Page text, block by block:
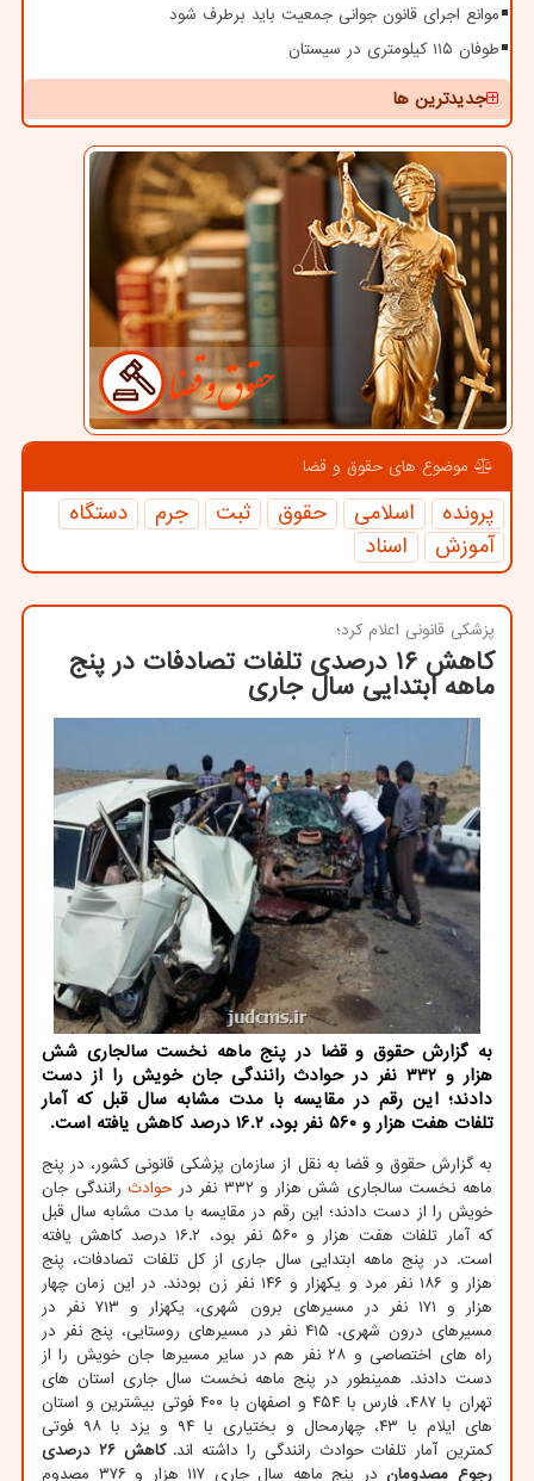
موانع اجرای قانون جوانی جمعیت باید برطرف شود
طوفان ۱۱۵ کیلومتری در سیستان
جدیدترین ها
موضوع های حقوق و قضا
پرونده اسلامی حقوق ثبت جرم
دستگاه
آموزش
اسناد
پزشكی قانونی اعلام كرد؛
كاهش ۱۶ درصدی تلفات تصادفات در پنج
ماهه ابتدایی سال جاری
به گزارش حقوق و قضا در پنج ماهه نخست سالجاری شش
هزار و ۳۳۲ نفر در حوادث رانندگی جان خویش را از دست
دادند؛ این رقم در مقایسه با مدت مشابه سال قبل كه آمار
تلفات هفت هزار و ۵۶۰ نفر بود، ۱۶.۲ درصد كاهش یافته است.
به گزارش حقوق و قضا به نقل از سازمان پزشکی قانونی کشور، در پنج
ماهه نخست سالجاری شش هزار و ۳۳۲ نفر در
حوادث رانندگی جان
خویش را از دست دادند؛ این رقم در مقایسه با مدت مشابه سال قبل
که آمار تلفات هفت هزار و ۵۶۰ نفر بود، ۱۶.۲ درصد کاهش یافته
است. در پنج ماهه ابتدایی سال جاری از کل تلفات تصادفات، پنج
هزار و ۱۸۶ نفر مرد و یکهزار و ۱۴۶ نفر زن بودند. در این زمان چهار
هزار و ۱۷۱ نفر در مسیرهای برون شهری، یکهزار و ۷۱۳ نفر در
مسیرهای درون شهری، ۴۱۵ نفر در مسیرهای روستایی، پنج نفر در
راه های اختصاصی و ۲۸ نفر هم در سایر مسیرها جان خویش را از
دست دادند. همینطور در پنج ماهه نخست سال جاری استان های
تهران با ۴۸۷، فارس با ۴۵۴ و اصفهان با ۴۰۰ فوتی بیشترین و استان
های ایلام با ۴۳، چهارمحال و بختیاری با ۹۴ و یزد با ۹۸ فوتی
کمترین آمار تلفات حوادث رانندگی را داشته اند.
کاهش ۲۶ درصدی
رجوع مصدومان
در پنج ماهه سال جاری ۱۱۷ هزار و ۳۷۶ مصدوم